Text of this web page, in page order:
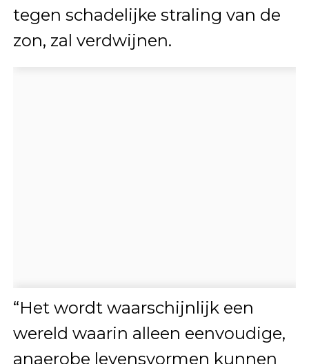
tegen schadelijke straling van de
zon, zal verdwijnen.
“Het wordt waarschijnlijk een
wereld waarin alleen eenvoudige,
anaerobe levensvormen kunnen